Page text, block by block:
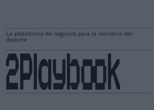
La plataforma de negocios para la industria del
deporte